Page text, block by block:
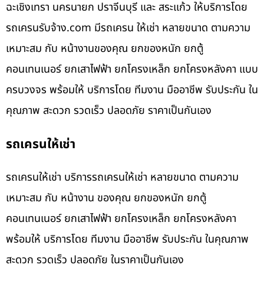
ฉะเชิงเทรา นครนายก ปราจีนบุรี และ สระแก้ว ให้บริการโดย
รถเครนรับจ้าง.com มีรถเครน ให้เช่า หลายขนาด ตามความ
เหมาะสม กับ หน้างานของคุณ ยกของหนัก ยกตู้
คอนเทนเนอร์ ยกเสาไฟฟ้า ยกโครงเหล็ก ยกโครงหลังคา แบบ
ครบวงจร พร้อมให้ บริการโดย ทีมงาน มืออาชีพ รับประกัน ใน
คุณภาพ สะดวก รวดเร็ว ปลอดภัย ราคาเป็นกันเอง
รถเครนให้เช่า
รถเครนให้เช่า บริการรถเครนให้เช่า หลายขนาด ตามความ
เหมาะสม กับ หน้างาน ของคุณ ยกของหนัก ยกตู้
คอนเทนเนอร์ ยกเสาไฟฟ้า ยกโครงเหล็ก ยกโครงหลังคา
พร้อมให้ บริการโดย ทีมงาน มืออาชีพ รับประกัน ในคุณภาพ
สะดวก รวดเร็ว ปลอดภัย ในราคาเป็นกันเอง